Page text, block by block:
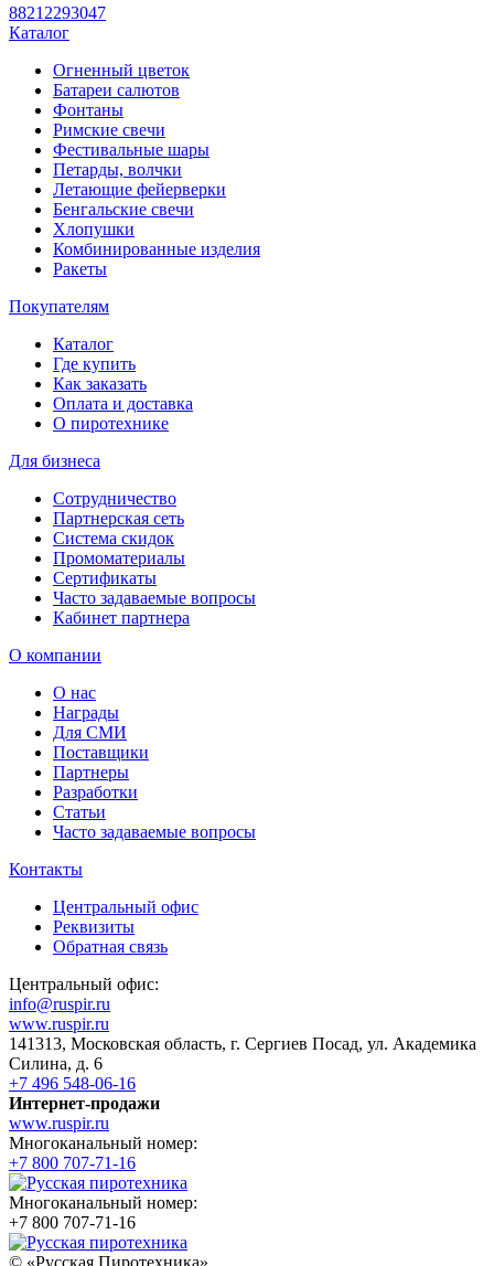
88212293047
Каталог
Огненный цветок
Батареи салютов
Фонтаны
Римские свечи
Фестивальные шары
Петарды, волчки
Летающие фейерверки
Бенгальские свечи
Хлопушки
Комбинированные изделия
Ракеты
Покупателям
Каталог
Где купить
Как заказать
Оплата и доставка
О пиротехнике
Для бизнеса
Сотрудничество
Партнерская сеть
Система скидок
Промоматериалы
Сертификаты
Часто задаваемые вопросы
Кабинет партнера
О компании
О нас
Награды
Для СМИ
Поставщики
Партнеры
Разработки
Статьи
Часто задаваемые вопросы
Контакты
Центральный офис
Реквизиты
Обратная связь
Центральный офис:
info@ruspir.ru
www.ruspir.ru
141313, Московская область, г. Сергиев Посад, ул. Академика
Силина, д. 6
+7 496 548-06-16
Интернет-продажи
www.ruspir.ru
Многоканальный номер:
+7 800 707-71-16
Многоканальный номер:
+7 800 707-71-16
© «Русская Пиротехника»